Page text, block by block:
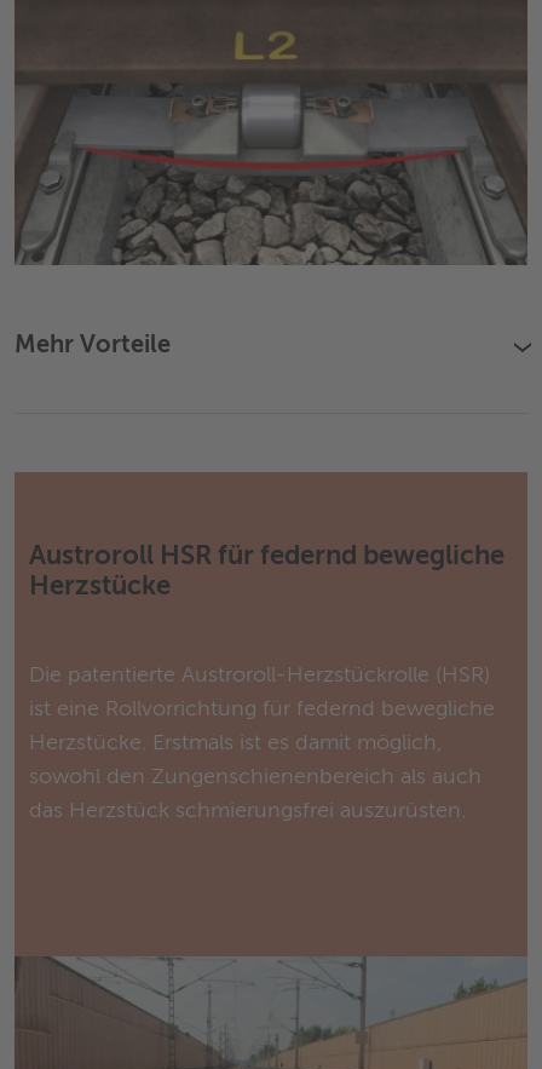
Mehr Vorteile ›
Austroroll HSR für federnd bewegliche
Herzstücke
Die patentierte Austroroll-Herzstückrolle (HSR)
ist eine Rollvorrichtung für federnd bewegliche
Herzstücke. Erstmals ist es damit möglich,
sowohl den Zungenschienenbereich als auch
das Herzstück schmierungsfrei auszurüsten.